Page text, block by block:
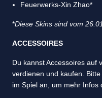
Feuerwerks-Xin Zhao*
*Diese Skins sind vom
ACCESSOIRES
Du kannst Accessoires auf
verdienen und kaufen.
im Spiel an, um mehr Infos